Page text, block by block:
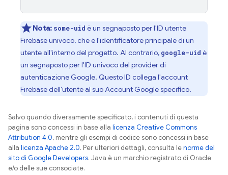
Nota: some-uid è un segnaposto per l'ID utente
Firebase univoco, che è l'identificatore principale di un
utente all'interno del progetto. Al contrario, google-uid è
un segnaposto per l'ID univoco del provider di
autenticazione Google. Questo ID collega l'account
Firebase dell'utente al suo Account Google specifico.
Salvo quando diversamente specificato, i contenuti di questa
pagina sono concessi in base alla licenza Creative Commons
Attribution 4.0, mentre gli esempi di codice sono concessi in base
alla licenza Apache 2.0. Per ulteriori dettagli, consulta lenorme del
sito di Google Developers. Java è un marchio registrato di Oracle
e/o delle sue consociate.